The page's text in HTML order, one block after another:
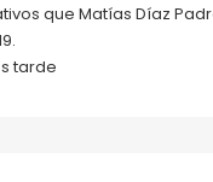
que Matías Díaz
tarde